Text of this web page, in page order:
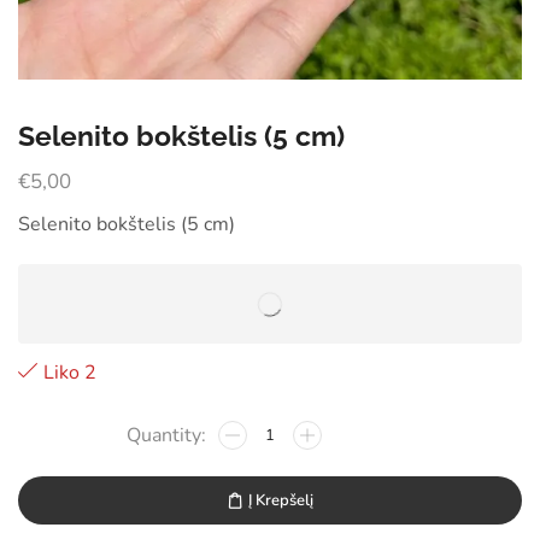
Selenito bokštelis (5 cm)
€5,00
Selenito bokštelis (5 cm)
Liko 2
Į Krepšelį